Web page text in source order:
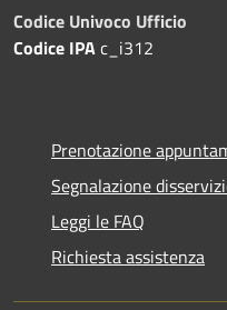
Codice Univoco Ufficio
Codice IPAc_i312
Prenotazione
Segnalazione
Leggi le FAQ
Richiesta assistenza